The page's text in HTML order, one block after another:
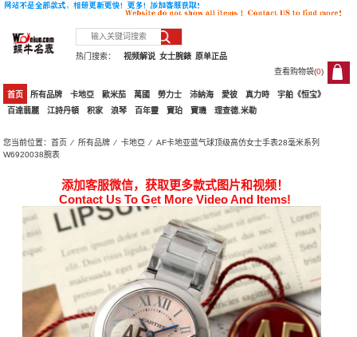
热门搜索： 原单正品
女士腕錶
视频解说
查看购物袋(0)
0
首页 所有品牌 卡地亞 歐米茄 萬國 勞力士 沛納海 愛彼 真力時
宇舶《恒宝》
百達翡麗
江詩丹頓 积家 浪琴 百年靈 寶珀 寶璣 理查德.米勒
您当前位置：首页 ⁄所有品牌 ⁄卡地亞 ⁄ AF卡地亚蓝气球顶级高仿女士手表28毫米系列
W6920038腕表
添加客服微信，获取更多款式图片和视频！
Contact Us To Get More Video And Items!